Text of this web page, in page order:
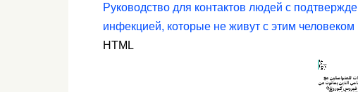
Руководство для контактов людей с
инфекцией, которые не живут с этим человеком
HTML